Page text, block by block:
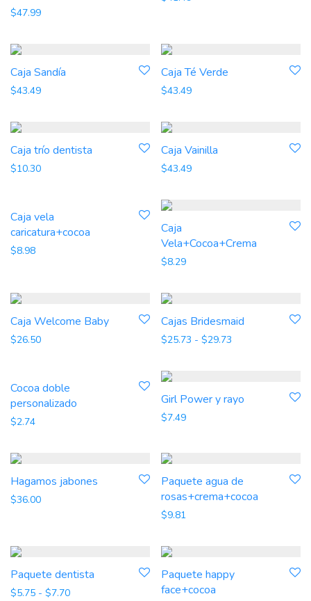
$47.99
Caja Sandía
$43.49
Caja Té Verde
$43.49
Caja trío dentista
$10.30
Caja Vainilla
$43.49
Caja vela
caricatura+cocoa
$8.98
Caja
Vela+Cocoa+Crema
$8.29
Caja Welcome Baby
$26.50
Cajas Bridesmaid
$25.73 - $29.73
Cocoa doble
personalizado
$2.74
Girl Power y rayo
$7.49
Hagamos jabones
$36.00
Paquete agua de
rosas+crema+cocoa
$9.81
Paquete dentista
$5.75 - $7.70Rango de precios: desde $5.75 hasta $7.70
Paquete happy
face+cocoa